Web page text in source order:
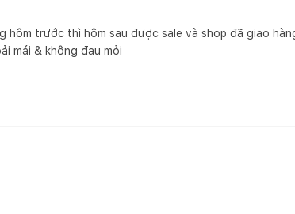
hôm trước thì hôm sau được sale và shop đã giao
mái & không đau mỏi